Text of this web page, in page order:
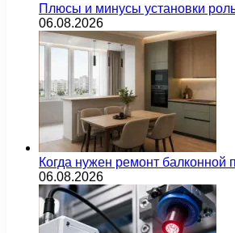
Плюсы и минусы установки
06.08.2026
Когда нужен ремонт балконной
06.08.2026